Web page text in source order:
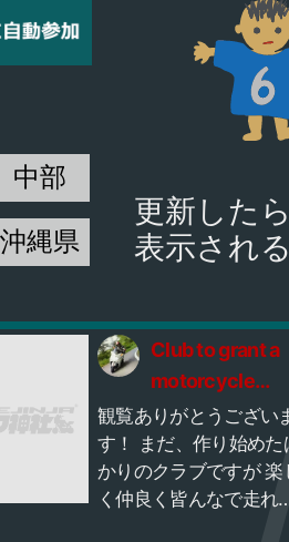
中部
沖縄県
更新した
表示され
Club to grant a
motorcycle
dream（バイク
夢を叶えるクラ
ブ）
観覧ありがとうござい
す！ まだ、作り始めた
かりのクラブですが 楽
く仲良く皆んなで走れ